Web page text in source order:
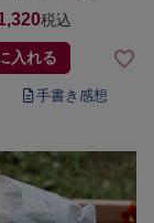
税込
入れる